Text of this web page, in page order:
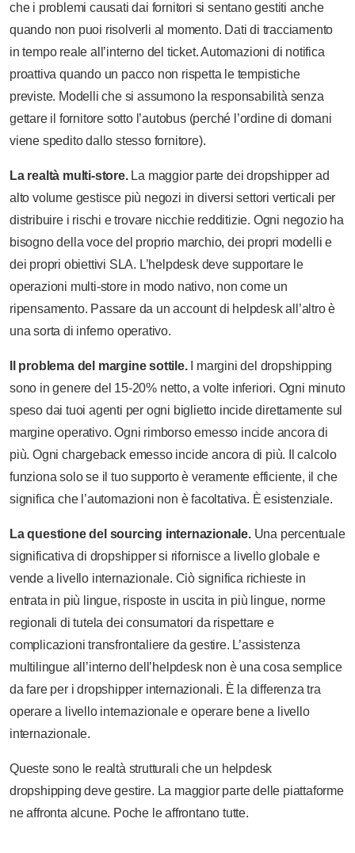
che i problemi causati dai fornitori si sentano gestiti anche
quando non puoi risolverli al momento. Dati di tracciamento
in tempo reale all’interno del ticket. Automazioni di notifica
proattiva quando un pacco non rispetta le tempistiche
previste. Modelli che si assumono la responsabilità senza
gettare il fornitore sotto l’autobus (perché l’ordine di domani
viene spedito dallo stesso fornitore).
La realtà multi-store.La maggior parte dei dropshipper ad
alto volume gestisce più negozi in diversi settori verticali per
distribuire i rischi e trovare nicchie redditizie. Ogni negozio ha
bisogno della voce del proprio marchio, dei propri modelli e
dei propri obiettivi SLA. L’helpdesk deve supportare le
operazioni multi-store in modo nativo, non come un
ripensamento. Passare da un account di helpdesk all’altro è
una sorta di inferno operativo.
Il problema del margine sottile.I margini del dropshipping
sono in genere del 15-20% netto, a volte inferiori. Ogni minuto
speso dai tuoi agenti per ogni biglietto incide direttamente sul
margine operativo. Ogni rimborso emesso incide ancora di
più. Ogni chargeback emesso incide ancora di più. Il calcolo
funziona solo se il tuo supporto è veramente efficiente, il che
significa che l’automazioni non è facoltativa. È esistenziale.
La questione del sourcing internazionale.Una percentuale
significativa di dropshipper si rifornisce a livello globale e
vende a livello internazionale. Ciò significa richieste in
entrata in più lingue, risposte in uscita in più lingue, norme
regionali di tutela dei consumatori da rispettare e
complicazioni transfrontaliere da gestire. L’assistenza
multilingue all’interno dell’helpdesk non è una cosa semplice
da fare per i dropshipper internazionali. È la differenza tra
operare a livello internazionale e operare bene a livello
internazionale.
Queste sono le realtà strutturali che un helpdesk
dropshipping deve gestire. La maggior parte delle piattaforme
ne affronta alcune. Poche le affrontano tutte.